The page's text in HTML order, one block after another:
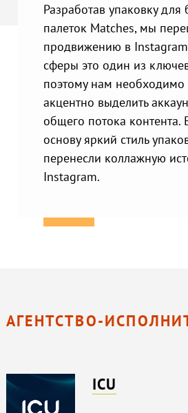
Разработав упаковку для
палеток Matches, мы
продвижению в
сферы это один из
поэтому нам
акцентно выделить
общего потока контента.
основу яркий стиль
перенесли коллажную
Instagram.
АГЕНТСТВО-
ICU